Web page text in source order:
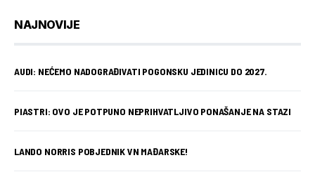
NAJNOVIJE
AUDI: NEĆEMO NADOGRAĐIVATI POGONSKU JEDINICU DO 2027.
PIASTRI: OVO JE POTPUNO NEPRIHVATLJIVO PONAŠANJE NA STAZI
LANDO NORRIS POBJEDNIK VN MAĐARSKE!